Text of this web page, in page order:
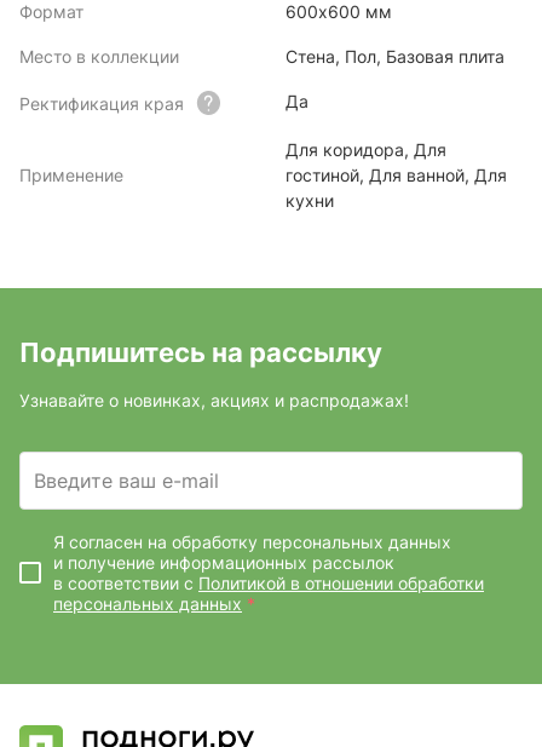
Формат 600x600 мм
Место в коллекции Стена, Пол, Базовая плита
Ректификация края Да
Применение
Для коридора, Для
гостиной, Для ванной, Для
кухни
Подпишитесь на рассылку
Узнавайте о новинках, акциях и распродажах!
Введите ваш e-mail
Я согласен на обработку персональных данных
и получение информационных рассылок
в соответствии с Политикой в отношении обработки
персональных данных *